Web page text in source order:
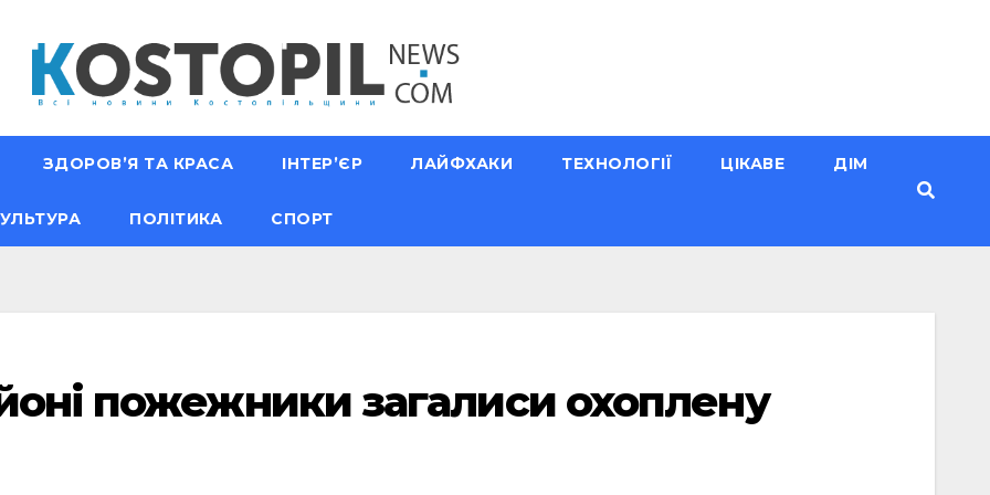
ЗДОРОВ’Я ТА КРАСА ІНТЕР’ЄР ЛАЙФХАКИ ТЕХНОЛОГІЇ ЦІКАВЕ ДІМ
ПОЛІТИКА СПОРТ
пожежники загалиси охоплену